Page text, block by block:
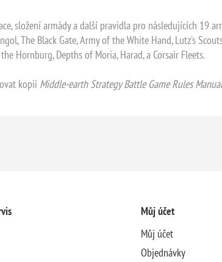
složení armády a další pravidla pro následujících 19
The Black Gate, Army of the White Hand, Lutz's
Hornburg, Depths of Moria, Harad, a Corsair Fleets.
kopii Middle-earth Strategy Battle Game Rules Manual
Můj účet
Můj účet
Objednávky